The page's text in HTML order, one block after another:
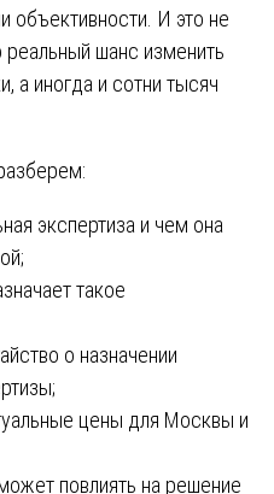
объективности. И это не
шанс изменить
а иногда и сотни тысяч
экспертиза и чем она
такое
о назначении
цены для Москвы и
повлиять на решение